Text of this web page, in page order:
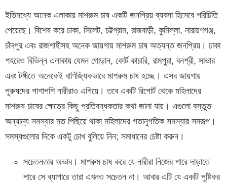
ইতিমধ্যে অনেক এলাকায় মাশরুম চাষ একটি জনপ্রিয় ব্যবসা হিসেবে পরিচিতি
পেয়েছে। বিশেষ করে ঢাকা, সিলেট, চট্টগ্রাম, রাজবাড়ী, কুমিল্লা, নারায়ণগঞ্জ,
চাঁদপুর এবং রাজশাহীসহ অনেক জায়গায় মাশরুম চাষ অত্যন্ত জনপ্রিয়। ঢাকা
শহরেও বিভিন্ন এলাকায় যেমন গোড়ান, কোর্ট কাচারি, রামপুরা, বনশ্রী, সাভার
এবং টঙ্গীতে অনেকেই বাণিজ্যিকভাবে মাশরুম চাষ হচ্ছে। এসব জায়গায়
পুরুষদের পাশাপশি নারীরাও এগিয়ে। তবে একটি রিপোর্ট থেকে মহিলাদের
মাশরুষ চাষের ক্ষেত্রে কিছু প্রতিবন্ধকতার কথা জানা যায়। এগুলো বস্তুত
অন্যান্য সমস্যার মত পিছিয়ে থাকা মহিলাদের গতানুগতিক সমস্যার সমরূপ।
সমস্যগুলোর দিকে একটু চোখ বুলিয়ে নিন; সমাধানের চেষ্টা করুন।
সচেতনতার অভাব। মাশরুম চাষ করে যে নারীরা নিজের পারে দাড়াতে
পারে সে ব্যাপারে তারা এখনও সচেতন না। আবার এটি যে একটি পুষ্টিকর